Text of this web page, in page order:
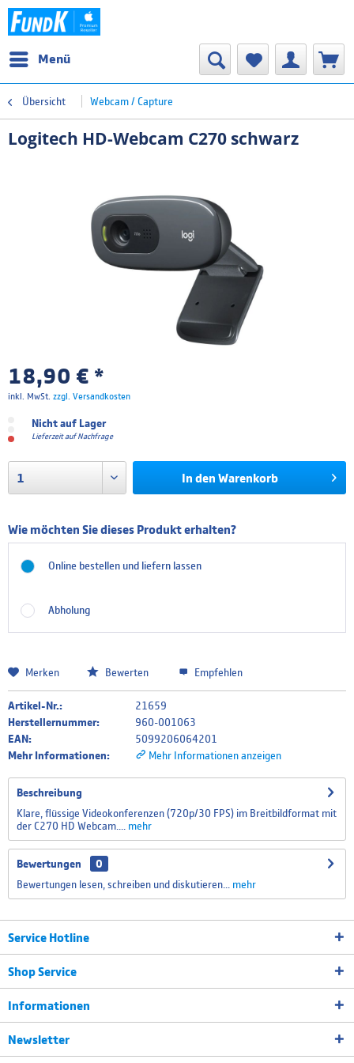
Menü
Übersicht Webcam / Capture
Logitech HD-Webcam C270 schwarz
18,90 € *
inkl. MwSt. zzgl. Versandkosten
Nicht auf Lager
Lieferzeit auf Nachfrage
In den Warenkorb
Wie möchten Sie dieses Produkt erhalten?
Online bestellen und liefern lassen
Abholung
Merken Bewerten Empfehlen
Artikel-Nr.:
21659
Herstellernummer:
960-001063
EAN:
5099206064201
Mehr Informationen:
Mehr Informationen anzeigen
Beschreibung
Klare, flüssige Videokonferenzen (720p/30 FPS) im Breitbildformat mit
der C270 HD Webcam....
mehr
Bewertungen
0
Bewertungen lesen, schreiben und diskutieren...
mehr
Service Hotline
Shop Service
Informationen
Newsletter